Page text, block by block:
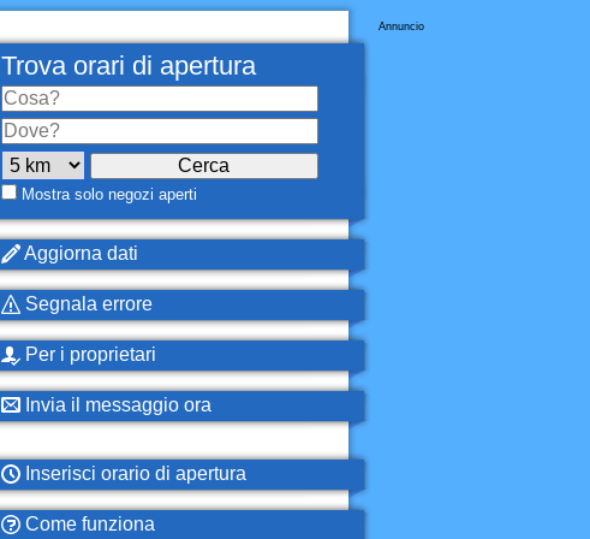
Annuncio
Trova orari di apertura
Mostra solo negozi aperti
Aggiorna dati
Segnala errore
Per i proprietari
Invia il messaggio ora
Inserisci orario di apertura
Come funziona